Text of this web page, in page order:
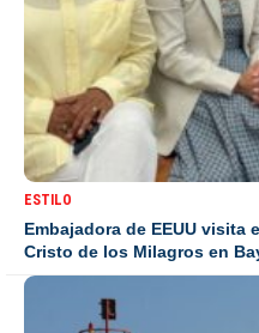
ESTILO
Embajadora de EEUU visita
Cristo de los Milagros en